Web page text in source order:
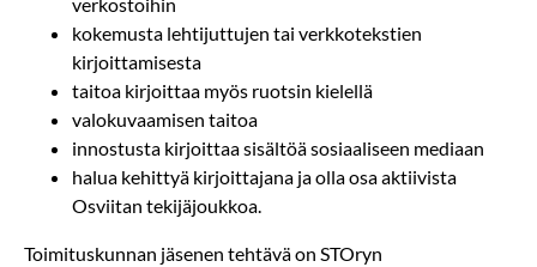
kokemusta lehtijuttujen tai verkkotekstien
kirjoittamisesta
taitoa kirjoittaa myös ruotsin kielellä
valokuvaamisen taitoa
innostusta kirjoittaa sisältöä sosiaaliseen mediaan
halua kehittyä kirjoittajana ja olla osa aktiivista
Osviitan tekijäjoukkoa.
Toimituskunnan jäsenen tehtävä on STOryn